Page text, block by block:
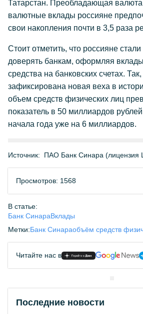
Татарстан. Преобладающая валюта
валютные вклады россияне
свои накопления почти в 3,5 раза
Стоит отметить, что россияне
доверять банкам, оформляя
средства на банковских счетах.
зафиксирована новая веха в
объем средств физических лиц
показатель в 50 миллиардов
начала года уже на 6 миллиардов.
Источник: ПАО Банк Синара
Просмотров: 1568
В статье:
Банк СинараВклады
Метки:Банк Синараобъём средств
Читайте нас в
Последние новости